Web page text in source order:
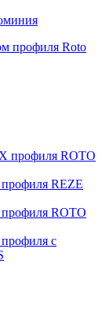
профиля Roto
профиля ROTO
REZE
ROTO
с